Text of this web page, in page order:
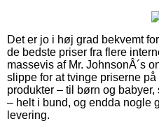
Det er jo i høj grad bekvemt
de bedste priser fra flere
massevis af Mr. JohnsonÂ´s
slippe for at tvinge priserne
produkter – til børn og
– helt i bund, og endda nogle
levering.